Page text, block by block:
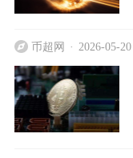
币超网 2026-05-20